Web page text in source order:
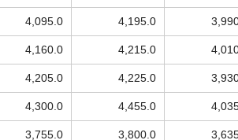
4,095.0 4,195.0
4,160.0 4,215.0
4,205.0 4,225.0
4,300.0 4,455.0
3,755.0 3,800.0